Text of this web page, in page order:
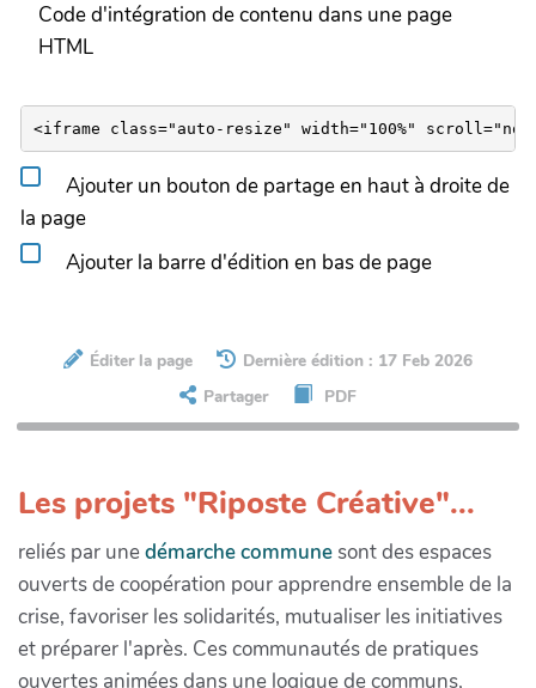
Code d'intégration de contenu dans une page
HTML
Ajouter un bouton de partage en haut à droite de
la page
Ajouter la barre d'édition en bas de page
Éditer la page
Dernière édition : 17 Feb 2026
Partager
PDF